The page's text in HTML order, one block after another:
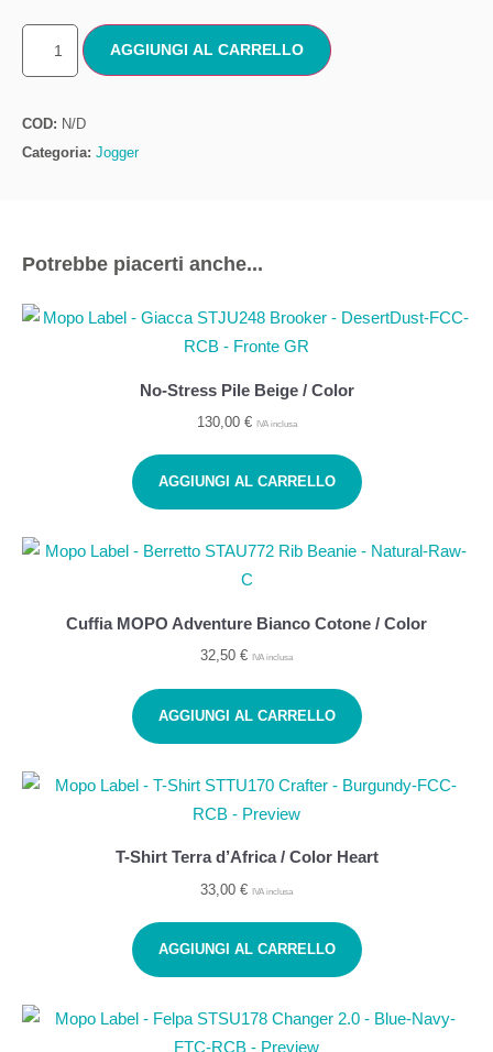
AGGIUNGI AL CARRELLO
COD: N/D
Categoria: Jogger
Potrebbe piacerti anche...
No-Stress Pile Beige / Color
130,00 € IVA inclusa
AGGIUNGI AL CARRELLO
Cuffia MOPO Adventure Bianco Cotone / Color
32,50 € IVA inclusa
AGGIUNGI AL CARRELLO
T-Shirt Terra d’Africa / Color Heart
33,00 € IVA inclusa
AGGIUNGI AL CARRELLO